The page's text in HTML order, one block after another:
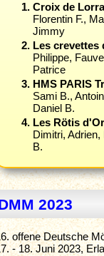
Croix de
Florentin F.,
Jimmy
Les crevettes
Philippe,
Patrice
HMS PARIS
Sami B.,
Daniel B.
Les Rötis d'Or
Dimitri,
B.
2023
offene Deutsche
- 18. Juni 2023,